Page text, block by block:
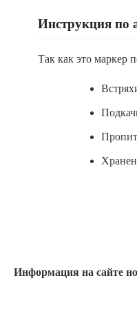
Инструкция по
Так как это маркер
Информация на сайте